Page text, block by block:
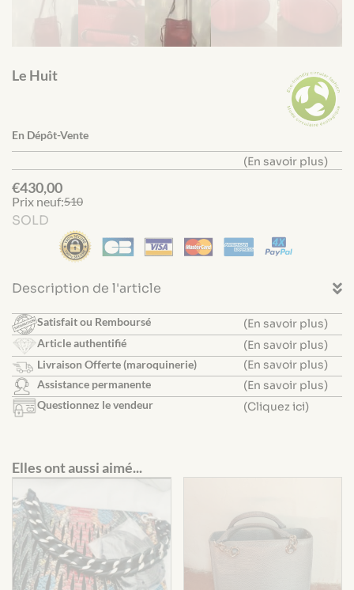
Le Huit
En Dépôt-Vente
(En savoir plus)
€430,00
Prix neuf:510
SOLD
Description de l'article
Satisfait ou Remboursé (En savoir plus)
Article authentifié (En savoir plus)
Livraison Offerte (maroquinerie) (En savoir plus)
Assistance permanente (En savoir plus)
Questionnez le vendeur (Cliquez ici)
Elles ont aussi aimé...